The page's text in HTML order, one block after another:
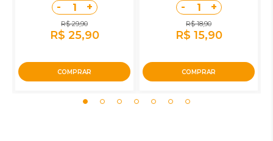
- 1 +
R$ 29,90
R$ 25,90
COMPRAR
- 1 +
R$ 18,90
R$ 15,90
COMPRAR